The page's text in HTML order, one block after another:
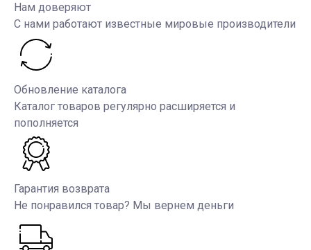
Нам доверяют
С нами работают известные мировые производители
Обновление каталога
Каталог товаров регулярно расширяется и
пополняется
Гарантия возврата
Не понравился товар? Мы вернем деньги